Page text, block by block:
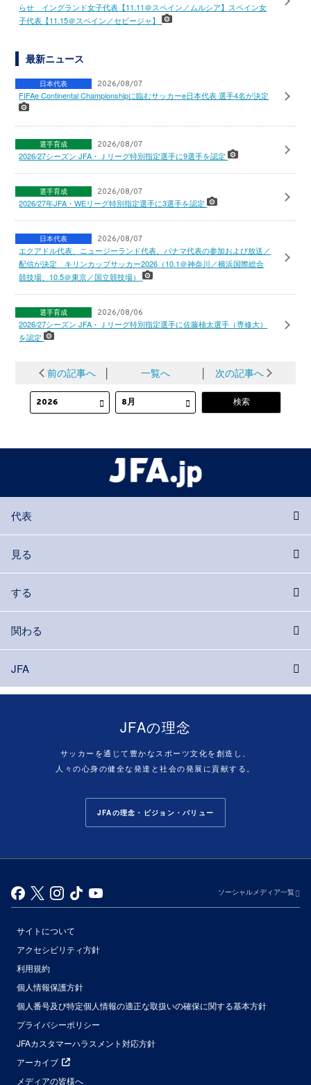
らせ イングランド女子代表【11.11＠スペイン／ムルシア】スペイン女
子代表【11.15＠スペイン／セビージャ】
最新ニュース
日本代表 2026/08/07
FIFAe Continental Championshipに臨むサッカーe日本代表 選手4名が決定
選手育成 2026/08/07
2026/27シーズン JFA・Ｊリーグ特別指定選手に9選手を認定
選手育成 2026/08/07
2026/27年JFA・WEリーグ特別指定選手に3選手を認定
日本代表 2026/08/07
エクアドル代表、ニュージーランド代表、パナマ代表の参加および放送／
配信が決定 キリンカップサッカー2026（10.1＠神奈川／横浜国際総合
競技場、10.5＠東京／国立競技場）
選手育成 2026/08/06
2026/27シーズン JFA・Ｊリーグ特別指定選手に佐藤柚太選手（専修大）
を認定
前の記事へ │ 一覧へ │ 次の記事へ
代表
見る
する
関わる
JFA
JFAの理念
サッカーを通じて豊かなスポーツ文化を創造し、
人々の心身の健全な発達と社会の発展に貢献する。
JFAの理念・ビジョン・バリュー
ソーシャルメディア一覧
サイトについて
アクセシビリティ方針
利用規約
個人情報保護方針
個人番号及び特定個人情報の適正な取扱いの確保に関する基本方針
プライバシーポリシー
JFAカスタマーハラスメント対応方針
アーカイブ
メディアの皆様へ